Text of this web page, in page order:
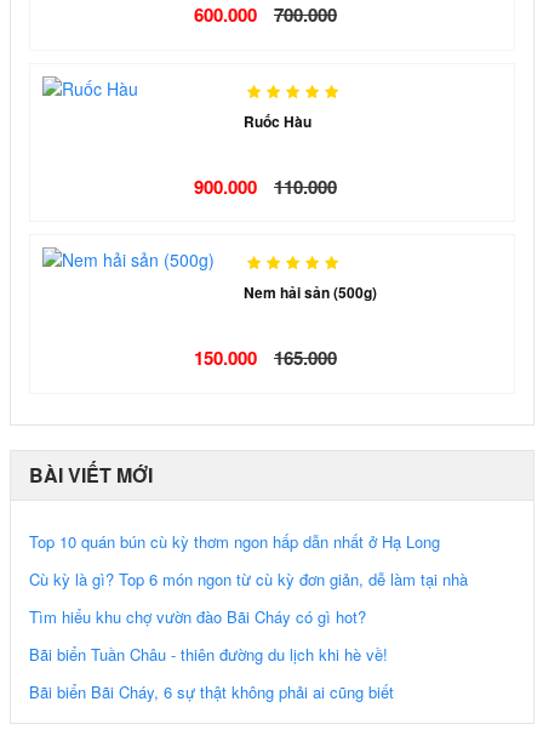
600.000 700.000
Ruốc Hàu
900.000 110.000
Nem hải sản (500g)
150.000 165.000
BÀI VIẾT MỚI
Top 10 quán bún cù kỳ thơm ngon hấp dẫn nhất ở Hạ Long
Cù kỳ là gì? Top 6 món ngon từ cù kỳ đơn giản, dễ làm tại nhà
Tìm hiểu khu chợ vườn đào Bãi Cháy có gì hot?
Bãi biển Tuần Châu - thiên đường du lịch khi hè về!
Bãi biển Bãi Cháy, 6 sự thật không phải ai cũng biết